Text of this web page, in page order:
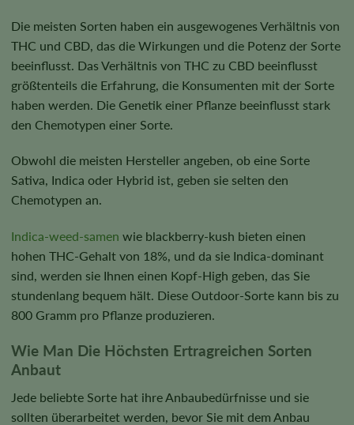
Die meisten Sorten haben ein ausgewogenes Verhältnis von
THC und CBD, das die Wirkungen und die Potenz der Sorte
beeinflusst. Das Verhältnis von THC zu CBD beeinflusst
größtenteils die Erfahrung, die Konsumenten mit der Sorte
haben werden. Die Genetik einer Pflanze beeinflusst stark
den Chemotypen einer Sorte.
Obwohl die meisten Hersteller angeben, ob eine Sorte
Sativa, Indica oder Hybrid ist, geben sie selten den
Chemotypen an.
Indica-weed-samen wie blackberry-kush bieten einen
hohen THC-Gehalt von 18%, und da sie Indica-dominant
sind, werden sie Ihnen einen Kopf-High geben, das Sie
stundenlang bequem hält. Diese Outdoor-Sorte kann bis zu
800 Gramm pro Pflanze produzieren.
Wie Man Die Höchsten Ertragreichen Sorten
Anbaut
Jede beliebte Sorte hat ihre Anbaubedürfnisse und sie
sollten überarbeitet werden, bevor Sie mit dem Anbau